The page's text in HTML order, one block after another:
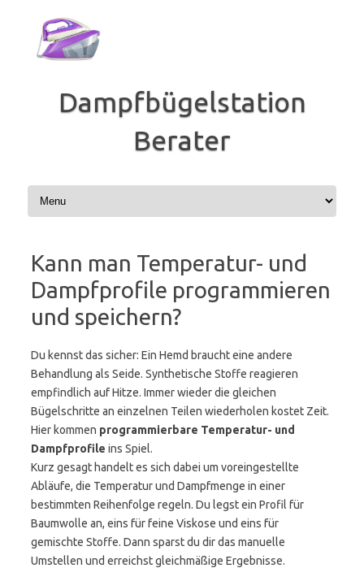
springen
Dampfbügelstation
Berater
Kann man Temperatur- und
Dampfprofile programmieren
und speichern?
Du kennst das sicher: Ein Hemd braucht eine andere
Behandlung als Seide. Synthetische Stoffe reagieren
empfindlich auf Hitze. Immer wieder die gleichen
Bügelschritte an einzelnen Teilen wiederholen kostet Zeit.
Hier kommen programmierbare Temperatur- und
Dampfprofile ins Spiel.
Kurz gesagt handelt es sich dabei um voreingestellte
Abläufe, die Temperatur und Dampfmenge in einer
bestimmten Reihenfolge regeln. Du legst ein Profil für
Baumwolle an, eins für feine Viskose und eins für
gemischte Stoffe. Dann sparst du dir das manuelle
Umstellen und erreichst gleichmäßige Ergebnisse.